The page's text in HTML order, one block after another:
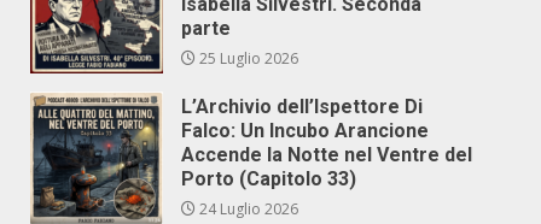
parte
25 Luglio 2026
L’Archivio dell’Ispettore Di
Falco: Un Incubo Arancione
Accende la Notte nel Ventre del
Porto (Capitolo 33)
24 Luglio 2026